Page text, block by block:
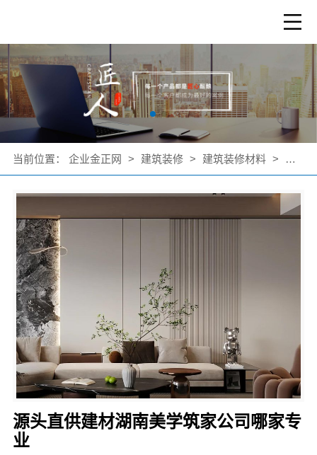
当前位置： 企业金正网 > 建筑装修 > 建筑装修材料 > 公司
源头直供建材湖南美学筑家公司哪家专
业